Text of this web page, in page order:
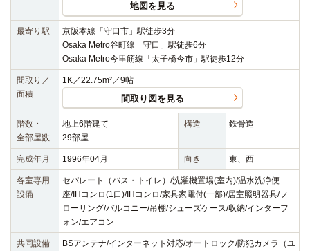
地図を見る
最寄り駅
京阪本線「守口市」駅徒歩3分
Osaka Metro谷町線「守口」駅徒歩6分
Osaka Metro今里筋線「太子橋今市」駅徒歩12分
間取り／
面積
1K／22.75m²／9帖
間取り図を見る
階数・
全部屋数
地上6階建て
29部屋
構造 鉄骨造
完成年月 1996年04月 向き 東、西
各室専用
設備
セパレート（バス・トイレ）/洗濯機置場(室内)/温水洗浄便
座/IHコンロ(1口)/IHコンロ/家具家電付(一部)/居室照明器具/フ
ローリング/バルコニー/吊棚/シューズケース/収納/インターフ
ォン/エアコン
共同設備
BSアンテナ/インターネット対応/オートロック/防犯カメラ（ユ